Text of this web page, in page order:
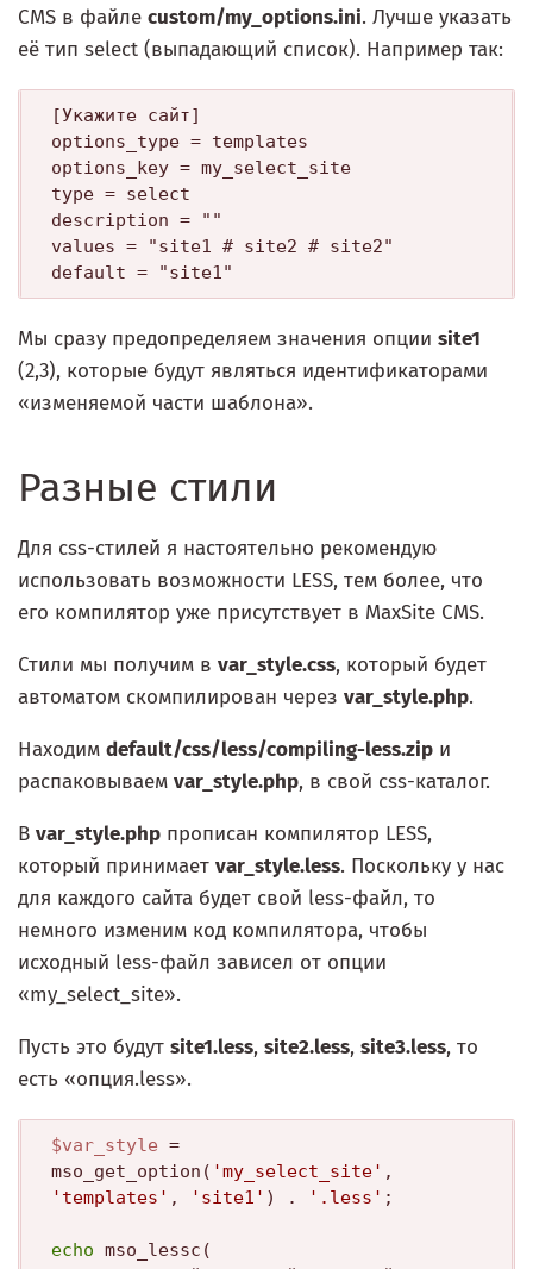
CMS в файле custom/my_options.ini. Лучше указать
её тип select (выпадающий список). Например так:
[Укажите сайт]
options_type = templates
options_key = my_select_site
type = select
description = ""
values = "site1 # site2 # site2"
Мы сразу предопределяем значения опции site1
(2,3), которые будут являться идентификаторами
«изменяемой части шаблона».
Разные стили
Для css-стилей я настоятельно рекомендую
использовать возможности LESS, тем более, что
его компилятор уже присутствует в MaxSite CMS.
Стили мы получим в var_style.css, который будет
автоматом скомпилирован через var_style.php.
Находим default/css/less/compiling-less.zip и
распаковываем var_style.php, в свой css-каталог.
В var_style.php прописан компилятор LESS,
который принимает var_style.less. Поскольку у нас
для каждого сайта будет свой less-файл, то
немного изменим код компилятора, чтобы
исходный less-файл зависел от опции
«my_select_site».
Пусть это будут site1.less, site2.less, site3.less, то
есть «опция.less».
$var_style =
mso_get_option( 'my_select_site'
'templates' , 'site1' ) . '.less' ;
echo mso_lessc(